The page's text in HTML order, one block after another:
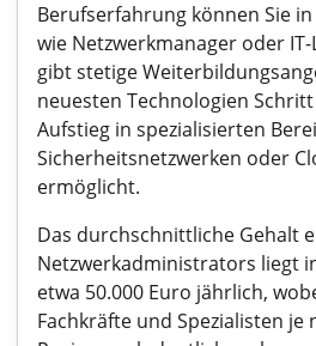
Berufserfahrung können Sie
wie Netzwerkmanager oder
gibt stetige
neuesten Technologien
Aufstieg in spezialisierten
Sicherheitsnetzwerken oder
ermöglicht.
Das durchschnittliche Gehalt
Netzwerkadministrators liegt
etwa 50.000 Euro jährlich,
Fachkräfte und Spezialisten je